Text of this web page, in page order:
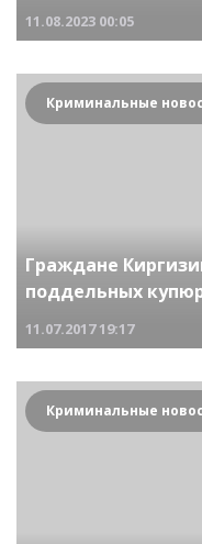
11.08.2023 00:05
Граждане
поддельных
11.07.201719:17